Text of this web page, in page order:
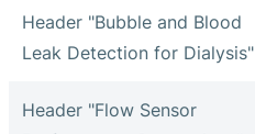
Header "Bubble and Blood
Leak Detection for Dialysis"
Header "Flow Sensor